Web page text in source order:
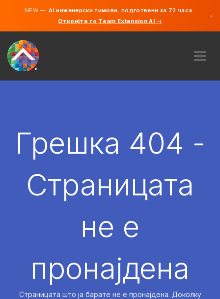
NEW —AI инженерски тимови, подготвени за 72 часа.
Откријте го Team Extension AI →
×
АНГАЖИРАЈ
Грешка 404 -
Страницата
не е
пронајдена
Страницата што ја барате не е пронајдена. Доколку